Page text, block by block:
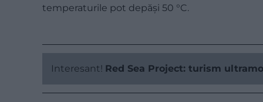
temperaturile pot depăși 50 °C.
Interesant! Red Sea Project: turism